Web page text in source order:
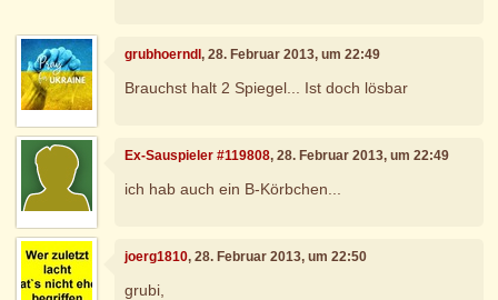
grubhoerndl, 28. Februar 2013, um 22:49
Brauchst halt 2 Spiegel... Ist doch lösbar
Ex-Sauspieler #119808, 28. Februar 2013, um 22:49
ich hab auch ein B-Körbchen...
joerg1810, 28. Februar 2013, um 22:50
grubi,